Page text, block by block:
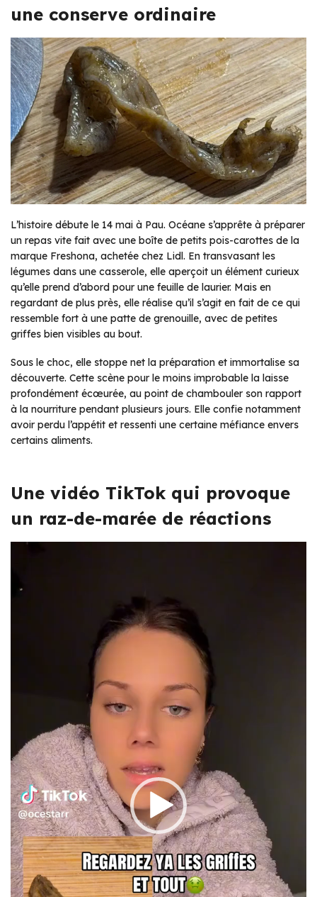
une conserve ordinaire
L’histoire débute le 14 mai à Pau. Océane s’apprête à préparer
un repas vite fait avec une boîte de petits pois-carottes de la
marque Freshona, achetée chez Lidl. En transvasant les
légumes dans une casserole, elle aperçoit un élément curieux
qu’elle prend d’abord pour une feuille de laurier. Mais en
regardant de plus près, elle réalise qu’il s’agit en fait de ce qui
ressemble fort à une patte de grenouille, avec de petites
griffes bien visibles au bout.
Sous le choc, elle stoppe net la préparation et immortalise sa
découverte. Cette scène pour le moins improbable la laisse
profondément écœurée, au point de chambouler son rapport
à la nourriture pendant plusieurs jours. Elle confie notamment
avoir perdu l’appétit et ressenti une certaine méfiance envers
certains aliments.
Une vidéo TikTok qui provoque
un raz-de-marée de réactions